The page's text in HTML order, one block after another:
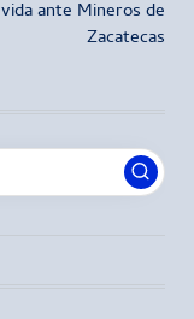
vida ante Mineros de
Zacatecas